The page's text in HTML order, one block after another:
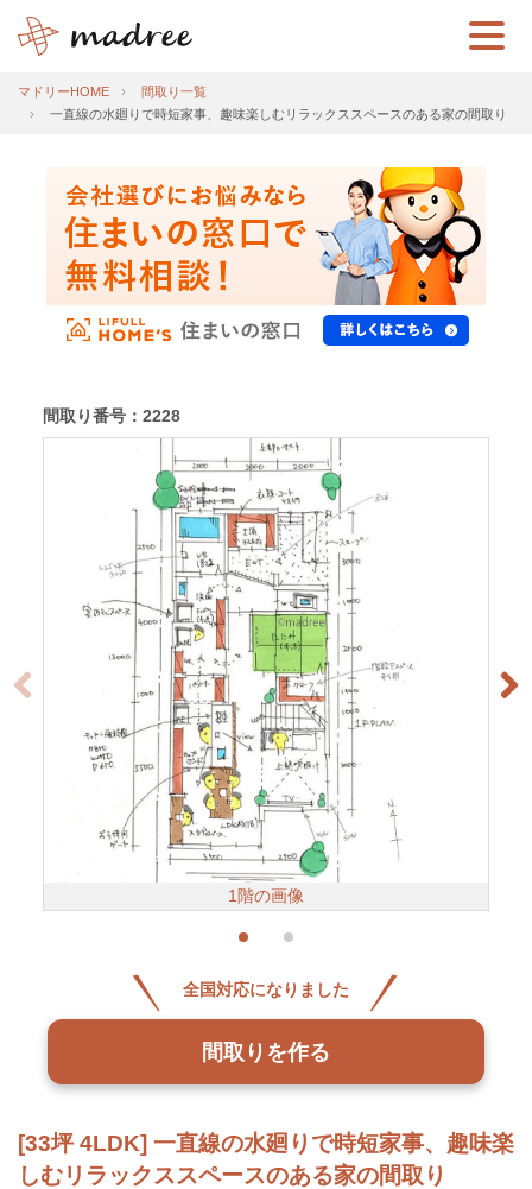
マドリーHOME
間取り一覧
一直線の水廻りで時短家事、趣味楽しむリラックススペースのある家の間取り
[33坪 4LDK] 一直線の水廻りで時短家事、趣味楽
しむリラックススペースのある家の間取り
間取り番号：2228
1階の画像
全国対応になりました
間取りを作る